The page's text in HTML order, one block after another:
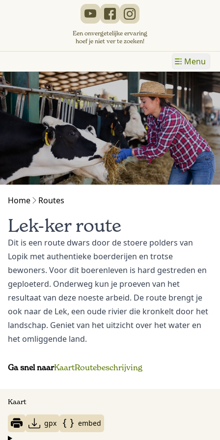
Een onvergetelijke ervaring
hoef je niet ver te zoeken!
Menu
Home Routes
Lek-ker route
Dit is een route dwars door de stoere polders van
Lopik met authentieke boerderijen en trotse
bewoners. Voor dit boerenleven is hard gestreden en
geploeterd. Onderweg kun je proeven van het
resultaat van deze noeste arbeid. De route brengt je
ook naar de Lek, een oude rivier die kronkelt door het
landschap. Geniet van het uitzicht over het water en
het omliggende land.
Ga snel naarKaartRoutebeschrijving
Kaart
gpx embed